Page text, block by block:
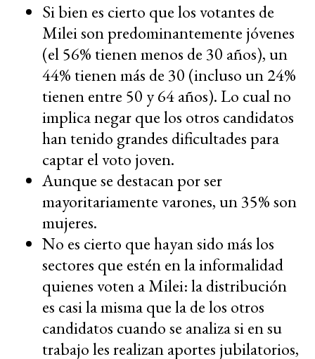
Si bien es cierto que los votantes de
Milei son predominantemente jóvenes
(el 56% tienen menos de 30 años), un
44% tienen más de 30 (incluso un 24%
tienen entre 50 y 64 años). Lo cual no
implica negar que los otros candidatos
han tenido grandes dificultades para
captar el voto joven.
Aunque se destacan por ser
mayoritariamente varones, un 35% son
mujeres.
No es cierto que hayan sido más los
sectores que estén en la informalidad
quienes voten a Milei: la distribución
es casi la misma que la de los otros
candidatos cuando se analiza si en su
trabajo les realizan aportes jubilatorios,